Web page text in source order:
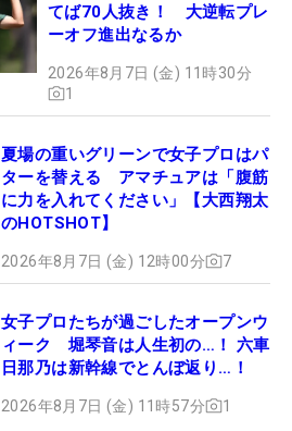
てば70人抜き！ 大逆転プレ
ーオフ進出なるか
2026年8月7日 (金) 11時30分
1
夏場の重いグリーンで女子プロはパ
ターを替える アマチュアは「腹筋
に力を入れてください」【大西翔太
のHOTSHOT】
2026年8月7日 (金) 12時00分 7
女子プロたちが過ごしたオープンウ
ィーク 堀琴音は人生初の…！ 六車
日那乃は新幹線でとんぼ返り…！
2026年8月7日 (金) 11時57分 1